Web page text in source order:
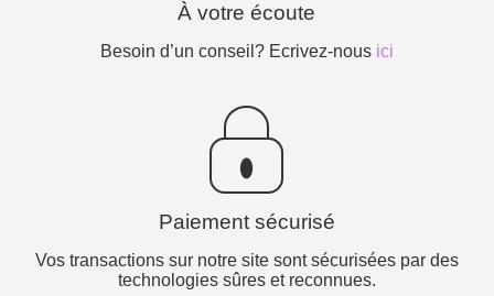
À votre écoute
Besoin d’un conseil? Ecrivez-nous ici
Paiement sécurisé
Vos transactions sur notre site sont sécurisées par des
technologies sûres et reconnues.